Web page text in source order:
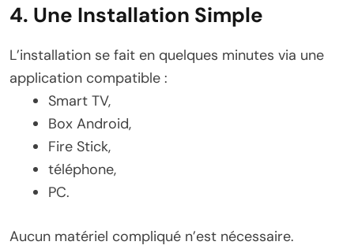
4. Une Installation Simple
L’installation se fait en quelques minutes via une
application compatible :
Smart TV,
Box Android,
Fire Stick,
téléphone,
PC.
Aucun matériel compliqué n’est nécessaire.